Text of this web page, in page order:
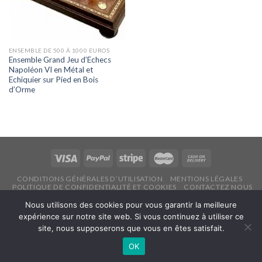
ENSEMBLE DE 500 À 1000 EUROS
Ensemble Grand Jeu d’Echecs
Napoléon VI en Métal et
Echiquier sur Pied en Bois
d’Orme
CONDITIONS GÉNÉRALES D’UTILISATION
MENTIONS LÉGALES
POLITIQUE DE CONFIDENTIALITÉ ET COOKIES
CONTACTEZ NOUS
Copyright 2026 ©Echecsonline.net
Français
Nous utilisons des cookies pour vous garantir la meilleure
expérience sur notre site web. Si vous continuez à utiliser ce
site, nous supposerons que vous en êtes satisfait.
OK